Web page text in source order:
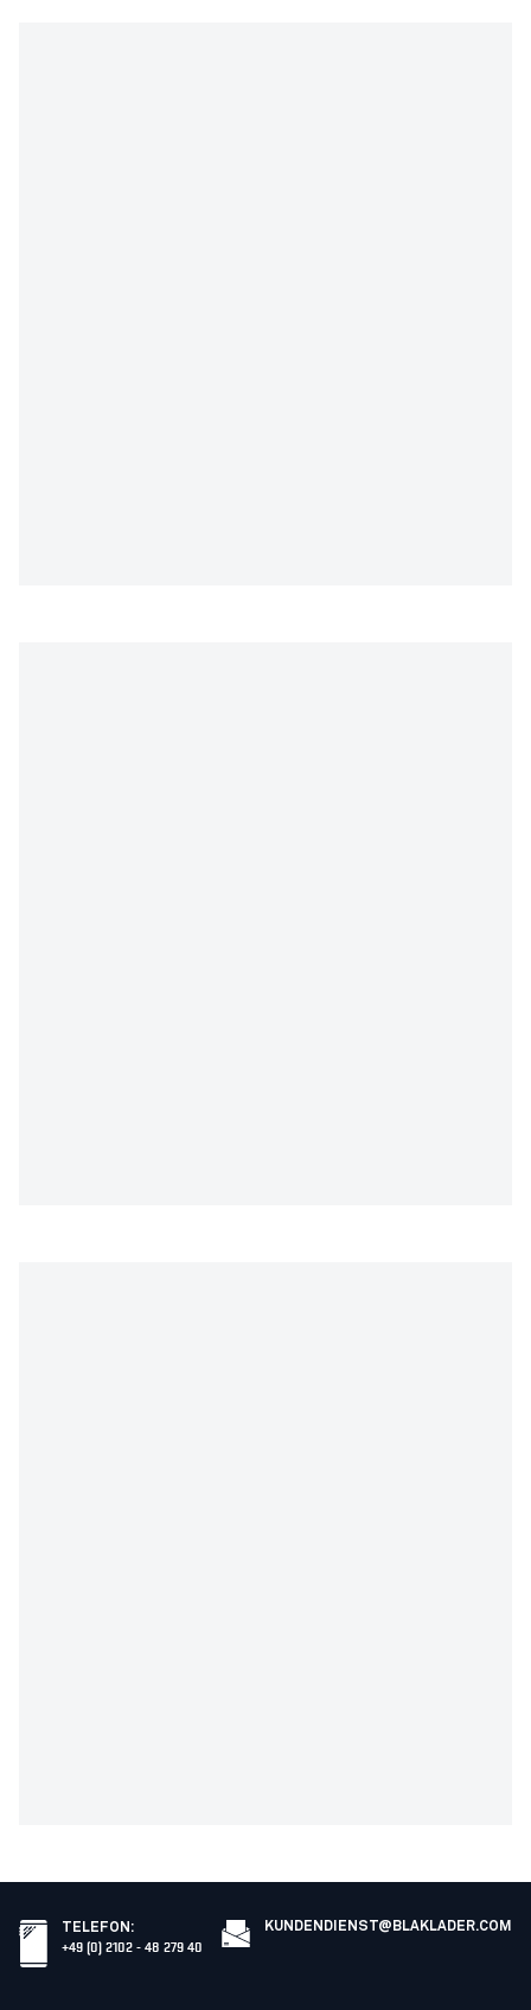
TELEFON :
+49 (0) 2102 - 48 279 40
KUNDENDIENST@BLAKLADER.COM